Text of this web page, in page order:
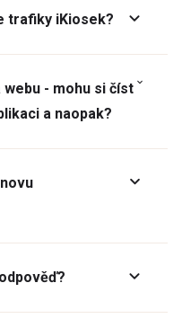
trafiky iKiosek?
webu - mohu si číst
a naopak?